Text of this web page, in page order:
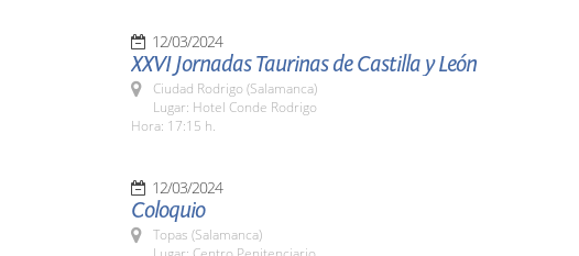
12/03/2024
XXVI Jornadas Taurinas de Castilla y León
Ciudad Rodrigo (Salamanca)
Lugar: Hotel Conde Rodrigo
Hora: 17:15 h.
12/03/2024
Coloquio
Topas (Salamanca)